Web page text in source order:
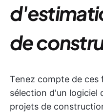
de
Tenez compte de ces
sélection d'un logiciel
projets de